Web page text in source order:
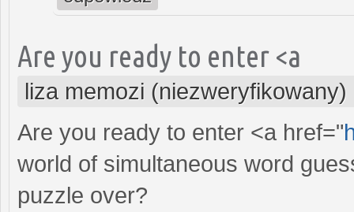
Are you ready to enter <a
liza memozi (niezweryfikowany)
Are you ready to enter <a href="
world of simultaneous word
puzzle over?